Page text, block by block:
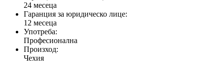
24 месеца
Гаранция за юридическо лице:
12 месеца
Употреба:
Професионална
Произход:
Чехия